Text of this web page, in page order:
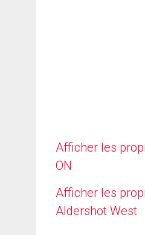
Afficher les
ON
Afficher les
Aldershot West